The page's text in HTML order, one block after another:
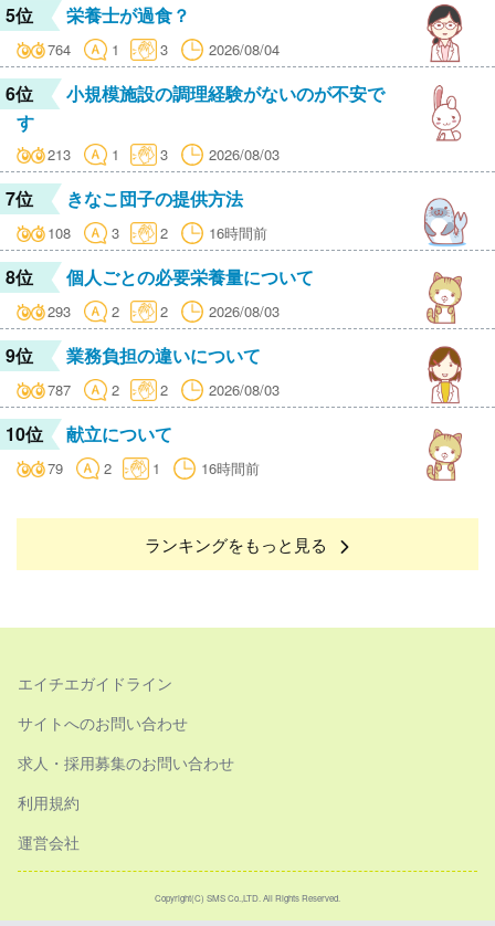
5位 栄養士が過食？
764 1 3 2026/08/04
6位
小規模施設の調理経験がないのが不安で
す
213 1 3 2026/08/03
7位 きなこ団子の提供方法
108 3 2 16時間前
8位 個人ごとの必要栄養量について
293 2 2 2026/08/03
9位 業務負担の違いについて
787 2 2 2026/08/03
10位 献立について
79 2 1 16時間前
ランキングをもっと見る
エイチエガイドライン
サイトへのお問い合わせ
求人・採用募集のお問い合わせ
利用規約
運営会社
Copyright(C) SMS Co.,LTD. All Rights Reserved.